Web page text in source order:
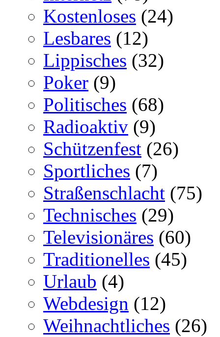
Kostenloses (24)
Lesbares (12)
Lippisches (32)
Poker (9)
Politisches (68)
Radioaktiv (9)
Schützenfest (26)
Sportliches (7)
Straßenschlacht (75)
Technisches (29)
Televisionäres (60)
Traditionelles (45)
Urlaub (4)
Webdesign (12)
Weihnachtliches (26)